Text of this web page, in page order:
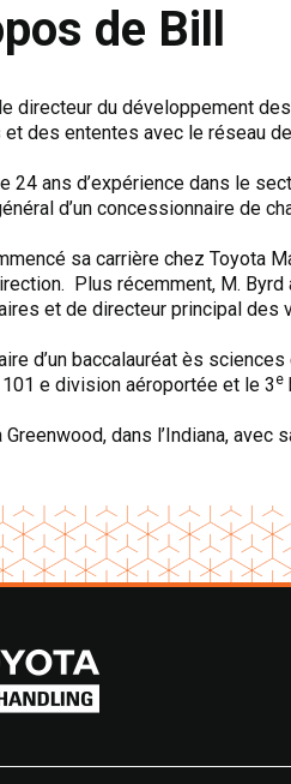
de Bill
directeur du développement
des ententes avec le réseau
24 ans d’expérience dans le
d’un concessionnaire de
sa carrière chez Toyota
Plus récemment, M.
et de directeur principal des
d’un baccalauréat ès
101 e division aéroportée et le 3e
dans l’Indiana,